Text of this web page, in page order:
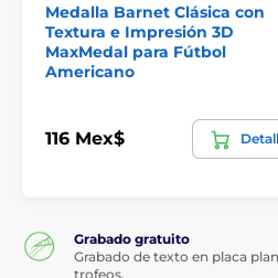
Medalla Barnet Clásica con
Textura e Impresión 3D
MaxMedal para Fútbol
Americano
116 Mex$
Grabado gratuito
Grabado de texto en placa
trofeos.